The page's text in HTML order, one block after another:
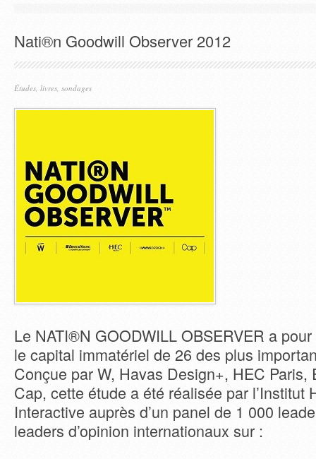
Nati®n Goodwill Observer 2012
Études, livres, sondages
Le NATI®N GOODWILL OBSERVER a pour
le capital immatériel de 26 des plus
Conçue par W, Havas Design+, HEC Paris,
Cap, cette étude a été réalisée par l’Institut
Interactive auprès d’un panel de 1 000
leaders d’opinion internationaux sur :